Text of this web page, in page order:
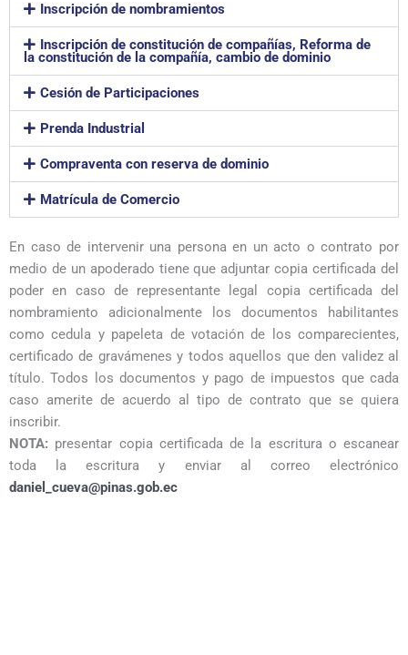
Inscripción de nombramientos
Inscripción de constitución de compañías, Reforma de
la constitución de la compañía, cambio de dominio
Cesión de Participaciones
Prenda Industrial
Compraventa con reserva de dominio
Matrícula de Comercio
En caso de intervenir una persona en un acto o contrato por
medio de un apoderado tiene que adjuntar copia certificada del
poder en caso de representante legal copia certificada del
nombramiento adicionalmente los documentos habilitantes
como cedula y papeleta de votación de los comparecientes,
certificado de gravámenes y todos aquellos que den validez al
título. Todos los documentos y pago de impuestos que cada
caso amerite de acuerdo al tipo de contrato que se quiera
inscribir.
NOTA: presentar copia certificada de la escritura o escanear
toda la escritura y enviar al correo electrónico
daniel_cueva@pinas.gob.ec